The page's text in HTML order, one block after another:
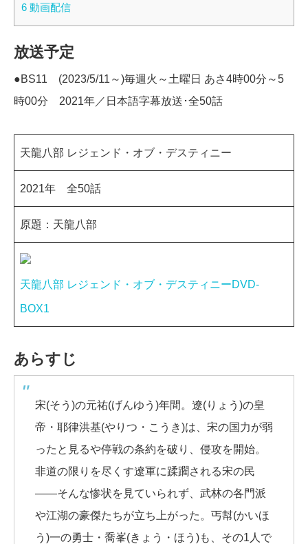
6 動画配信
放送予定
●BS11 (2023/5/11～)毎週火～土曜日 あさ4時00分～5
時00分 2021年／日本語字幕放送･全50話
天龍八部 レジェンド・オブ・デスティニー
2021年 全50話
原題：天龍八部
天龍八部 レジェンド・オブ・デスティニーDVD-
BOX1
あらすじ
宋(そう)の元祐(げんゆう)年間。遼(りょう)の皇
帝・耶律洪基(やりつ・こうき)は、宋の国力が弱
ったと見るや停戦の条約を破り、侵攻を開始。
非道の限りを尽くす遼軍に蹂躙される宋の民
――そんな惨状を見ていられず、武林の各門派
や江湖の豪傑たちが立ち上がった。丐幇(かいほ
う)一の勇士・喬峯(きょう・ほう)も、その1人で